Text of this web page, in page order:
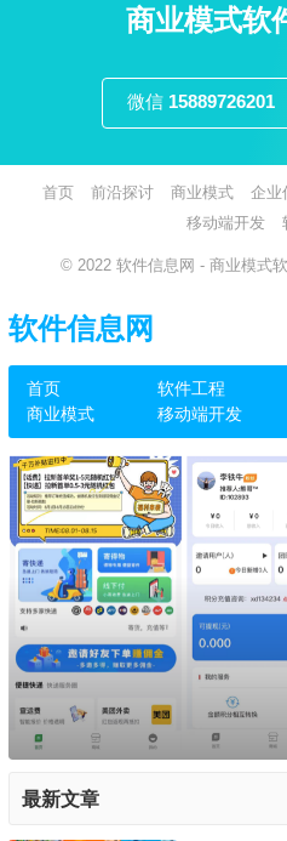
商业模式软
微信 15889726201
首页 前沿探讨 商业模式 企业
移动端开发
© 2022 软件信息网 - 商业模式
软件信息网
首页 软件工程
商业模式
移动端开发
最新文章